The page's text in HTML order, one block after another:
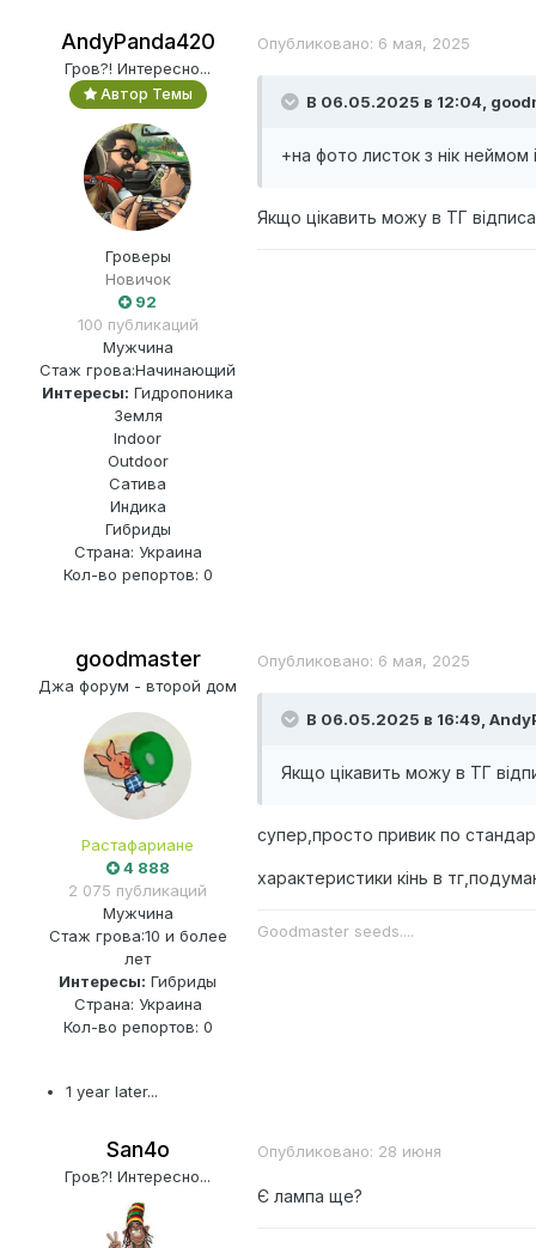
AndyPanda420
Гров?! Интересно...
Автор Темы
Гроверы
Новичок
92
100 публикаций
Мужчина
Стаж грова:Начинающий
Интересы: Гидропоника
Земля
Indoor
Outdoor
Сатива
Индика
Гибриды
Страна: Украина
Кол-во репортов: 0
Опубликовано: 6 мая, 2025
В 06.05.2025 в 12:04,
+на фото листок з нік неймом
Якщо цікавить можу в ТГ
goodmaster
Джа форум - второй дом
Растафариане
4 888
2 075 публикаций
Мужчина
Стаж грова:10 и более
лет
Интересы: Гибриды
Страна: Украина
Кол-во репортов: 0
Опубликовано: 6 мая, 2025
В 06.05.2025 в 16:49,
Якщо цікавить можу в ТГ
супер,просто привик по
характеристики кінь в
Goodmaster seeds....
1 year later...
San4o
Гров?! Интересно...
Опубликовано: 28 июня
Є лампа ще?